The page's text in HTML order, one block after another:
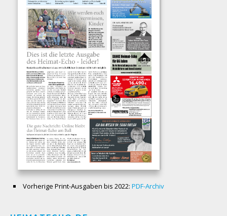
Vorherige Print-Ausgaben bis 2022: PDF-Archiv